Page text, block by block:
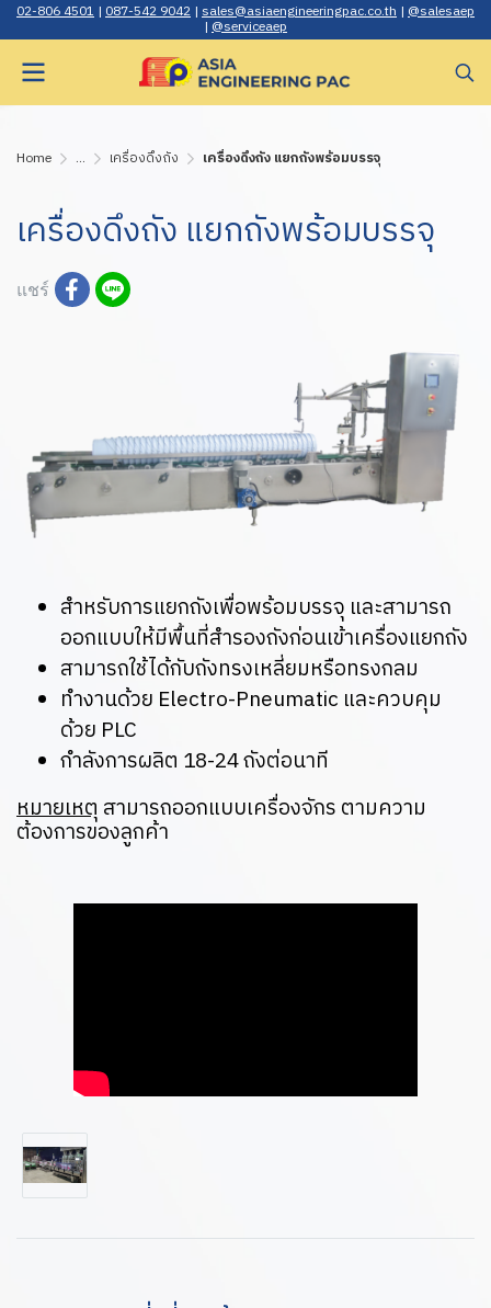
02-806 4501 | 087-542 9042 | sales@asiaengineerin gpac.co.th | @salesaep
| @serviceaep
Home ... เครื่องดึงถัง เครื่องดึงถัง แยกถังพร้อมบรรจุ
เครื่องดึงถัง แยกถังพร้อมบรรจุ
แชร์
สำหรับการแยกถังเพื่อพร้อมบรรจุ และสามารถ
ออกแบบให้มีพื้นที่สำรองถังก่อนเข้าเครื่องแยกถัง
สามารถใช้ได้กับถังทรงเหลี่ยมหรือทรงกลม
ทำงานด้วย Electro-Pneumatic และควบคุม
ด้วย PLC
กำลังการผลิต 18-24 ถังต่อนาที
หมายเหตุสามารถออกแบบเครื่องจักร ตามความ
ต้องการของลูกค้า